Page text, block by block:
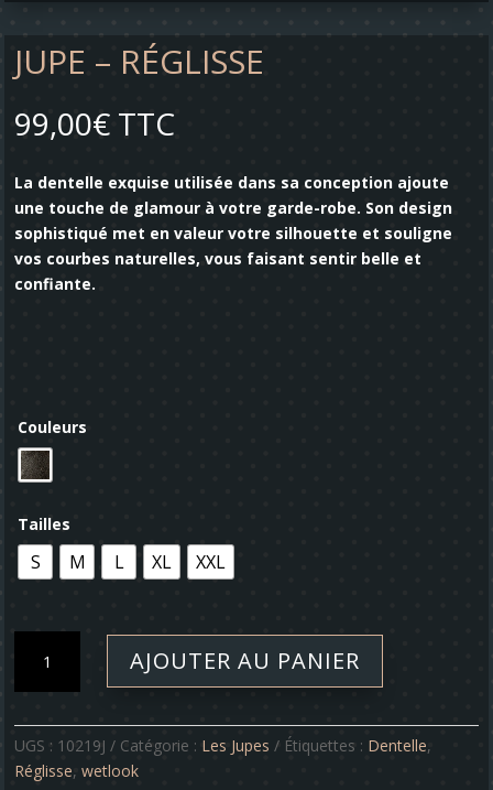
JUPE – RÉGLISSE
99,00€ TTC
La dentelle exquise utilisée dans sa conception ajoute
une touche de glamour à votre garde-robe. Son design
sophistiqué met en valeur votre silhouette et souligne
vos courbes naturelles, vous faisant sentir belle et
confiante.
Couleurs
Tailles
S M L XL XXL
Jupe
Réglisse
AJOUTER AU PANIER
UGS : 10219J Catégorie : Les Jupes Étiquettes : Dentelle,
Réglisse,wetlook